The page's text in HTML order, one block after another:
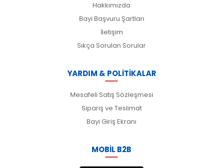
Hakkımızda
Bayi Başvuru Şartları
İletişim
Sıkça Sorulan Sorular
YARDIM & POLİTİKALAR
Mesafeli Satış Sözleşmesi
Sipariş ve Teslimat
Bayi Giriş Ekranı
MOBİL B2B